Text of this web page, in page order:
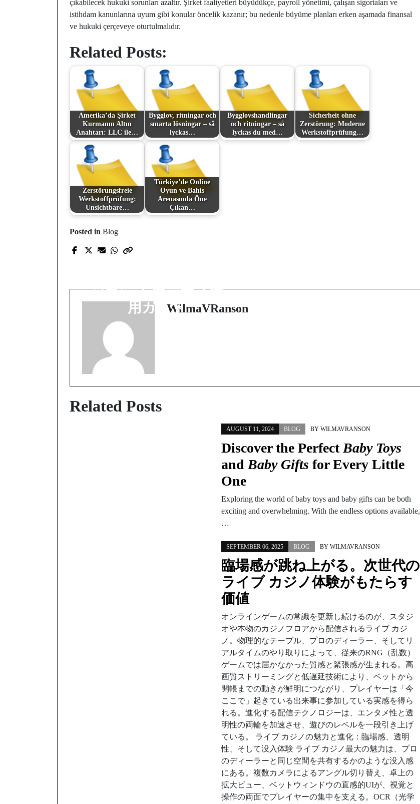
çıkabilecek hukuki sorunları azaltır. Şirket faaliyetleri büyüdükçe, payroll yönetimi, çalışan sigortaları ve
istihdam kanunlarına uyum gibi konular öncelik kazanır; bu nedenle büyüme planları erken aşamada finansal
ve hukuki çerçeveye oturtulmalıdır.
Related Posts:
Amerika’da Şirket
Kurmanın Altın
Anahtarı: LLC ile…
Bygglov, ritningar och
smarta lösningar – så
lyckas…
Bygglovshandlingar
och ritningar – så
lyckas du med…
Sicherheit ohne
Zerstörung: Moderne
Werkstoffprüfung…
Zerstörungsfreie
Werkstoffprüfung:
Unsichtbare…
Türkiye’de Online
Oyun ve Bahis
Arenasında Öne
Çıkan…
Posted in Blog
今すぐ知っておきた
ンカジノ ボーナス活
用ガイド
riconoscere un casino
WilmaVRanson
Related Posts
AUGUST 11, 2024 BLOG BY WILMAVRANSON
Discover the Perfect Baby Toys
and Baby Gifts for Every Little
One
Exploring the world of baby toys and baby gifts can be both
exciting and overwhelming. With the endless options available,
…
SEPTEMBER 06, 2025 BLOG BY WILMAVRANSON
臨場感が跳ね上がる。次世代の
ライブ カジノ体験がもたらす
価値
オンラインゲームの常識を更新し続けるのが、スタジ
オや本物のカジノフロアから配信されるライブ カジ
ノ。物理的なテーブル、プロのディーラー、そしてリ
アルタイムのやり取りによって、従来のRNG（乱数）
ゲームでは届かなかった質感と緊張感が生まれる。高
画質ストリーミングと低遅延技術により、ベットから
開帳までの動きが鮮明につながり、プレイヤーは「今
ここで」起きている出来事に参加している実感を得ら
れる。進化する配信テクノロジーは、エンタメ性と透
明性の両輪を加速させ、遊びのレベルを一段引き上げ
ている。 ライブ カジノの魅力と進化：臨場感、透明
性、そして没入体験 ライブ カジノ最大の魅力は、プロ
のディーラーと同じ空間を共有するかのような没入感
にある。複数カメラによるアングル切り替え、卓上の
拡大ビュー、ベットウィンドウの直感的UIが、視覚と
操作の両面でプレイヤーの集中を支える。OCR（光学